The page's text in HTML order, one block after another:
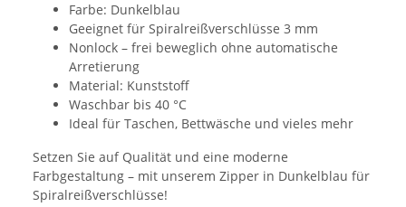
Farbe: Dunkelblau
Geeignet für Spiralreißverschlüsse 3 mm
Nonlock – frei beweglich ohne automatische
Arretierung
Material: Kunststoff
Waschbar bis 40 °C
Ideal für Taschen, Bettwäsche und vieles mehr
Setzen Sie auf Qualität und eine moderne
Farbgestaltung – mit unserem Zipper in Dunkelblau für
Spiralreißverschlüsse!